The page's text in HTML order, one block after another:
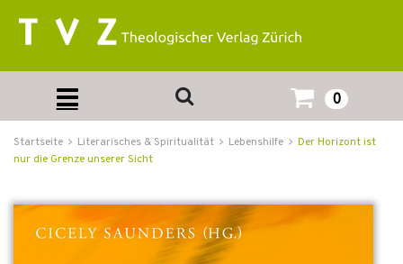
0
Startseite Literarisches & Spiritualität Lebenshilfe
Der Horizont ist
nur die Grenze unserer Sicht